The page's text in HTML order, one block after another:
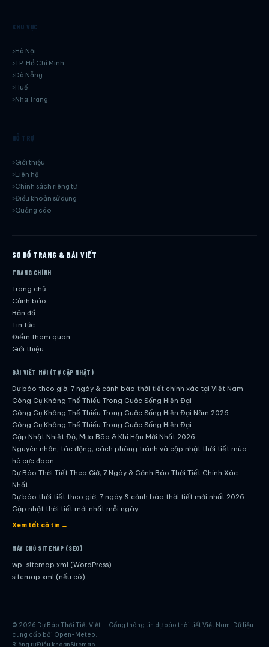
KHU VỰC
Hà Nội
TP. Hồ Chí Minh
Dà Nẵng
Huế
Nha Trang
HỖ TRỢ
Giới thiệu
Liên hệ
Chính sách riêng tư
Điều khoản sử dụng
Quảng cáo
SƠ ĐỒ TRANG & BÀI VIẾT
TRANG CHÍNH
Trang chủ
Cảnh báo
Bản đồ
Tin tức
Điểm tham quan
Giới thiệu
BÀI VIẾT MỚI (TỰ CẬP NHẬT)
Dự báo theo giờ, 7 ngày & cảnh báo thời tiết chính xác tại Việt Nam
Công Cụ Không Thể Thiếu Trong Cuộc Sống Hiện Đại
Công Cụ Không Thể Thiếu Trong Cuộc Sống Hiện Đại Năm 2026
Công Cụ Không Thể Thiếu Trong Cuộc Sống Hiện Đại
Cập Nhật Nhiệt Độ, Mưa Bão & Khí Hậu Mới Nhất 2026
Nguyên nhân, tác động, cách phòng tránh và cập nhật thời tiết mùa
hè cực đoan
Dự Báo Thời Tiết Theo Giờ, 7 Ngày & Cảnh Báo Thời Tiết Chính Xác
Nhất
Dự báo thời tiết theo giờ, 7 ngày & cảnh báo thời tiết mới nhất 2026
Cập nhật thời tiết mới nhất mỗi ngày
Hướng dẫn đầy đủ về dự báo thời tiết hiện đại
Dự Báo Thời Tiết Theo Giờ, 7 Ngày & Cảnh Báo Thời Tiết Chính Xác
Công Cụ Không Thể Thiếu Trong Cuộc Sống Hiện Đại
Dự Báo Theo Giờ, 7 Ngày & Cảnh Báo Thời Tiết – Công Cụ Không Thể
Cuối Tuần Nên Đi Đâu Ở Việt Nam? Gợi Ý Ninh Bình Cho Chuyến Đi Gần
Hà Nội, Đẹp Ảnh Và Dễ Lên
Xem tất cả tin →
MÁY CHỦ SITEMAP (SEO)
wp-sitemap.xml (WordPress)
sitemap.xml (nếu có)
© 2026 Dự Báo Thời Tiết Việt — Cổng thông tin dự báo thời tiết Việt Nam. Dữ liệu
cung cấp bởi Open-Meteo.
Riêng tưĐiều khoảnSitemap